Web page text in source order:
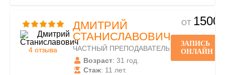
4 отзыва
ДМИТРИЙ
СТАНИСЛАВОВИЧ
ЧАСТНЫЙ ПРЕПОДАВАТЕЛЬ
Возраст: 31 год.
Стаж: 11 лет.
ОТ 1500
ЗАПИСЬ
ОНЛАЙН